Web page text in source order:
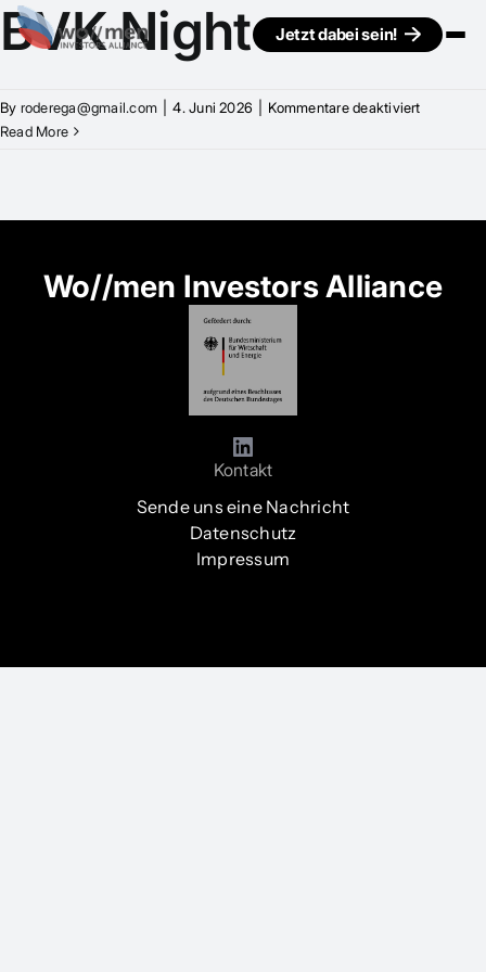
Jetzt dabei sein!
BVK Night
By roderega@gmail.com 4. Juni 2026 Kommentare deaktiviertfür
Read More
Wo//men Investors Alliance
Kontakt
Sende uns eine Nachricht
Datenschutz
Impressum